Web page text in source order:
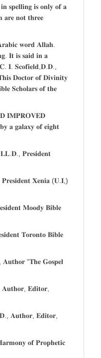
𝐬𝐩𝐞𝐥𝐥𝐢𝐧𝐠 𝐢𝐬 𝐨𝐧𝐥𝐲 𝐨𝐟 𝐚
𝐚𝐫𝐞 𝐧𝐨𝐭 𝐭𝐡𝐫𝐞𝐞
𝐰𝐨𝐫𝐝 𝐀𝐥𝐥𝐚𝐡.
𝐈𝐭 𝐢𝐬 𝐬𝐚𝐢𝐝 𝐢𝐧 𝐚
𝐈. 𝐒𝐜𝐨𝐟𝐢𝐞𝐥𝐝,𝐃.𝐃.,
𝐃𝐨𝐜𝐭𝐨𝐫 𝐨𝐟 𝐃𝐢𝐯𝐢𝐧𝐢𝐭𝐲
𝐒𝐜𝐡𝐨𝐥𝐚𝐫𝐬 𝐨𝐟 𝐭𝐡𝐞
𝐈𝐌𝐏𝐑𝐎𝐕𝐄𝐃
𝐚 𝐠𝐚𝐥𝐚𝐱𝐲 𝐨𝐟 𝐞𝐢𝐠𝐡𝐭
𝐏𝐫𝐞𝐬𝐢𝐝𝐞𝐧𝐭
𝐗𝐞𝐧𝐢𝐚 (𝐔.𝐈,)
𝐌𝐨𝐨𝐝𝐲 𝐁𝐢𝐛𝐥𝐞
𝐓𝐨𝐫𝐨𝐧𝐭𝐨 𝐁𝐢𝐛𝐥𝐞
“𝐓𝐡𝐞 𝐆𝐨𝐬𝐩𝐞𝐥
𝐄𝐝𝐢𝐭𝐨𝐫,
𝐀𝐮𝐭𝐡𝐨𝐫, 𝐄𝐝𝐢𝐭𝐨𝐫,
𝐨𝐟 𝐏𝐫𝐨𝐩𝐡𝐞𝐭𝐢𝐜